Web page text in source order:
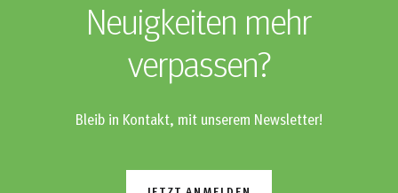
Neuigkeiten mehr
verpassen?
Bleib in Kontakt, mit unserem Newsletter!